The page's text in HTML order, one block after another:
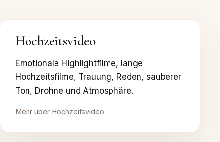
Hochzeitsvideo
Emotionale Highlightfilme, lange
Hochzeitsfilme, Trauung, Reden, sauberer
Ton, Drohne und Atmosphäre.
Mehr über Hochzeitsvideo